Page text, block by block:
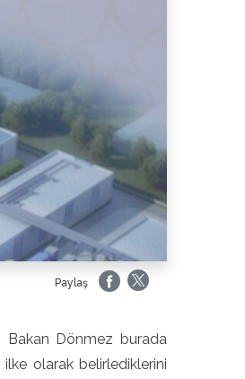
Paylaş
Bakan Dönmez burada
olarak belirlediklerini